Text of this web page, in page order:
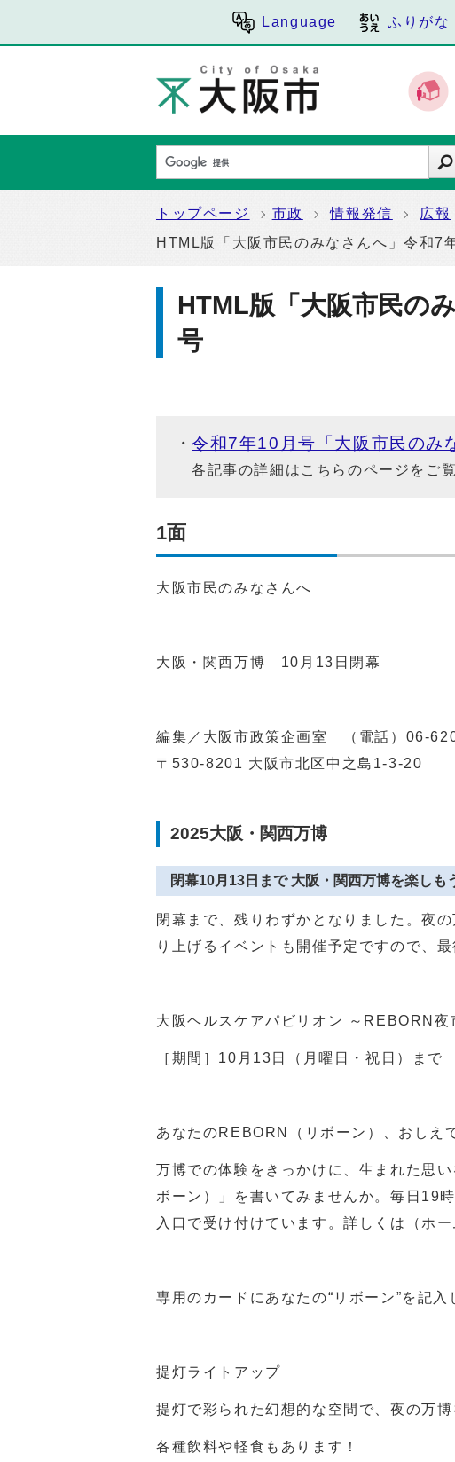
Language ふりがな
トップページ 市政 情報発信 広報
HTML版「大阪市民のみなさんへ」令和7
HTML版「大阪市民の
号
令和7年10月号「大阪市民のみ
各記事の詳細はこちらのページをご
1面
大阪市民のみなさんへ
大阪・関西万博 10 月 13 日閉幕
編集／大阪市政策企画室 （電話） 06-
〒 530-8201 大阪市北区中之島 1-3-20
2025大阪・関西万博
閉幕10月13日まで 大阪・関西万博を楽しも
閉幕まで、残りわずかとなりました。夜
り上げるイベントも開催予定ですので、
大阪ヘルスケアパビリオン ～ REBORN夜
［期間］ 10 月 13 日（月曜日・祝日）まで
あなたのREBORN （リボーン）、おしえ
万博での体験をきっかけに、生まれた思
ボーン）」を書いてみませんか。毎日 19
入口で受け付けています。詳しくは（ホ
専用のカードにあなたの“リボーン”を記入
提灯ライトアップ
提灯で彩られた幻想的な空間で、夜の万博
各種飲料や軽食もあります！